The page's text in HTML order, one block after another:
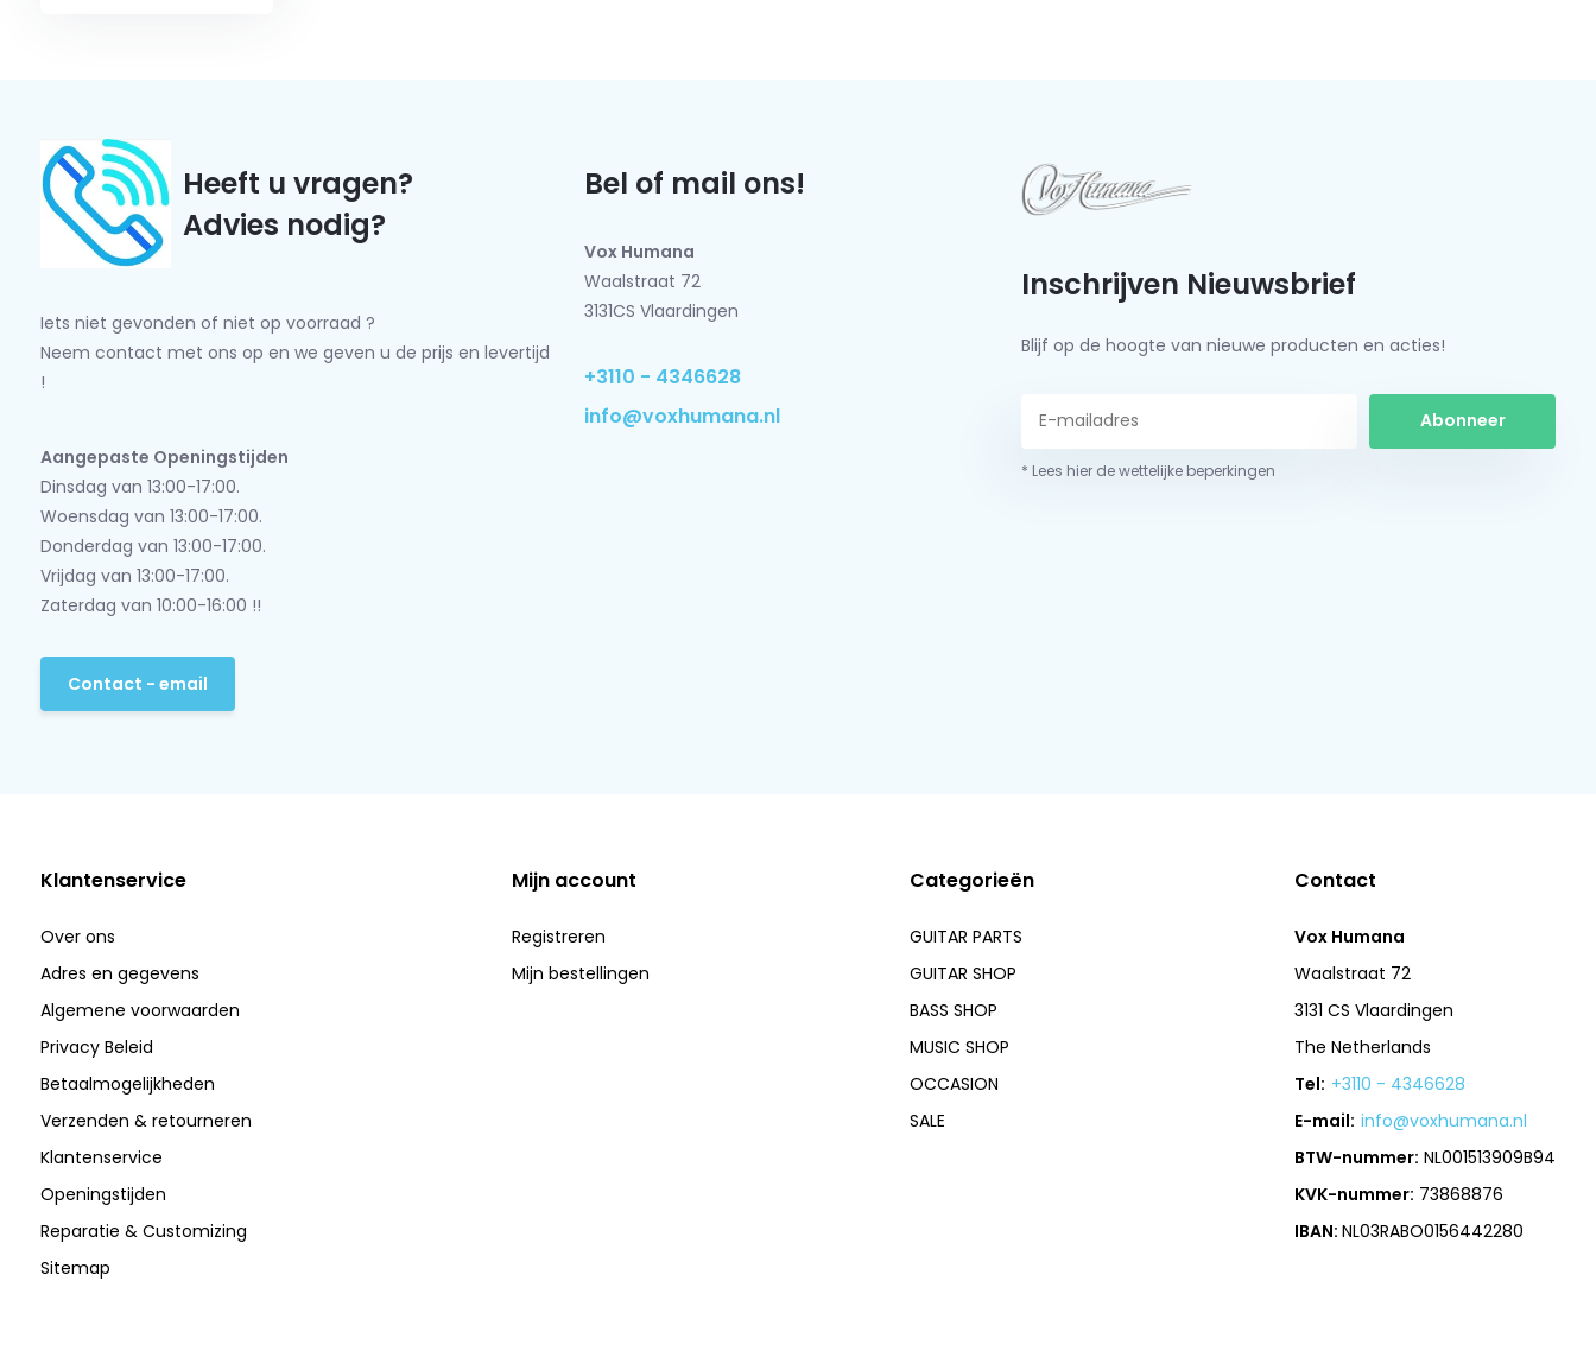
Heeft u vragen?
Advies nodig?
Iets niet gevonden of niet op voorraad ?
Neem contact met ons op en we geven u de prijs en levertijd
!
Aangepaste Openingstijden
Dinsdag van 13:00-17:00.
Woensdag van 13:00-17:00.
Donderdag van 13:00-17:00.
Vrijdag van 13:00-17:00.
Zaterdag van 10:00-16:00 !!
Contact - email
Bel of mail ons!
Vox Humana
Waalstraat 72
3131CS Vlaardingen
+3110 - 4346628
info@voxhumana.nl
Inschrijven Nieuwsbrief
Blijf op de hoogte van nieuwe producten en acties!
Abonneer
* Lees hier de wettelijke beperkingen
Klantenservice
Over ons
Adres en gegevens
Algemene voorwaarden
Privacy Beleid
Betaalmogelijkheden
Verzenden & retourneren
Klantenservice
Openingstijden
Reparatie & Customizing
Sitemap
Mijn account
Registreren
Mijn bestellingen
Categorieën
GUITAR PARTS
GUITAR SHOP
BASS SHOP
MUSIC SHOP
OCCASION
SALE
Contact
Vox Humana
Waalstraat 72
3131 CS Vlaardingen
The Netherlands
Tel: +3110 - 4346628
E-mail: info@voxhumana.nl
BTW-nummer: NL001513909B94
KVK-nummer: 73868876
IBAN:NL03RABO0156442280